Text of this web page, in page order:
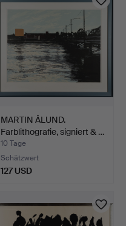
MARTIN ÅLUND.
Farblithografie, signiert & …
10 Tage
Schätzwert
127 USD